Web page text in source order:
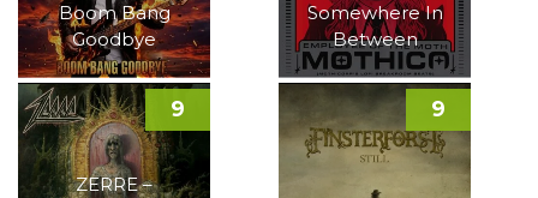
Boom Bang
Goodbye
Somewhere In
Between
ZERRE –
9 9